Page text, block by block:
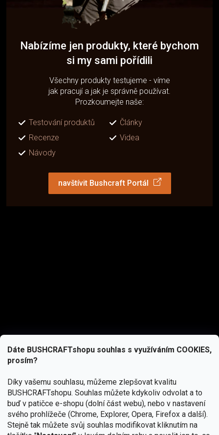
Dáte BUSHCRAFTshopu souhlas s využíváním COOKIES,
prosím?
Díky vašemu souhlasu, můžeme zlepšovat kvalitu
BUSHCRAFTshopu. Souhlas můžete kdykoliv odvolat a to
buď v patičce e-shopu (dolní část webu), nebo v nastavení
svého prohlížeče (Chrome, Explorer, Opera, Firefox a další).
Stejně tak můžete svůj souhlas modifikovat kliknutím na
Nabízíme jen produkty, které bychom
si my sami pořídili
Všechny produkty testujeme - víme
jak pracují a jak je správně používat.
Prozkoumejte naše:
Testování produktů
Články
Recenze
Videa
Návody
navštívit Bushcraft Portál